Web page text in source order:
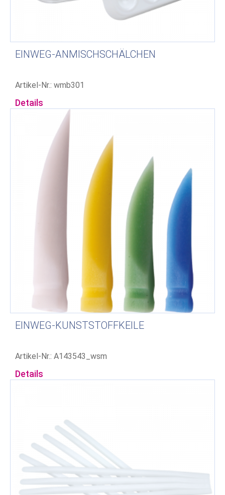
EINWEG-ANMISCHSCHÄLCHEN
Artikel-Nr.: wmb301
Details
EINWEG-KUNSTSTOFFKEILE
Artikel-Nr.: A143543_wsm
Details